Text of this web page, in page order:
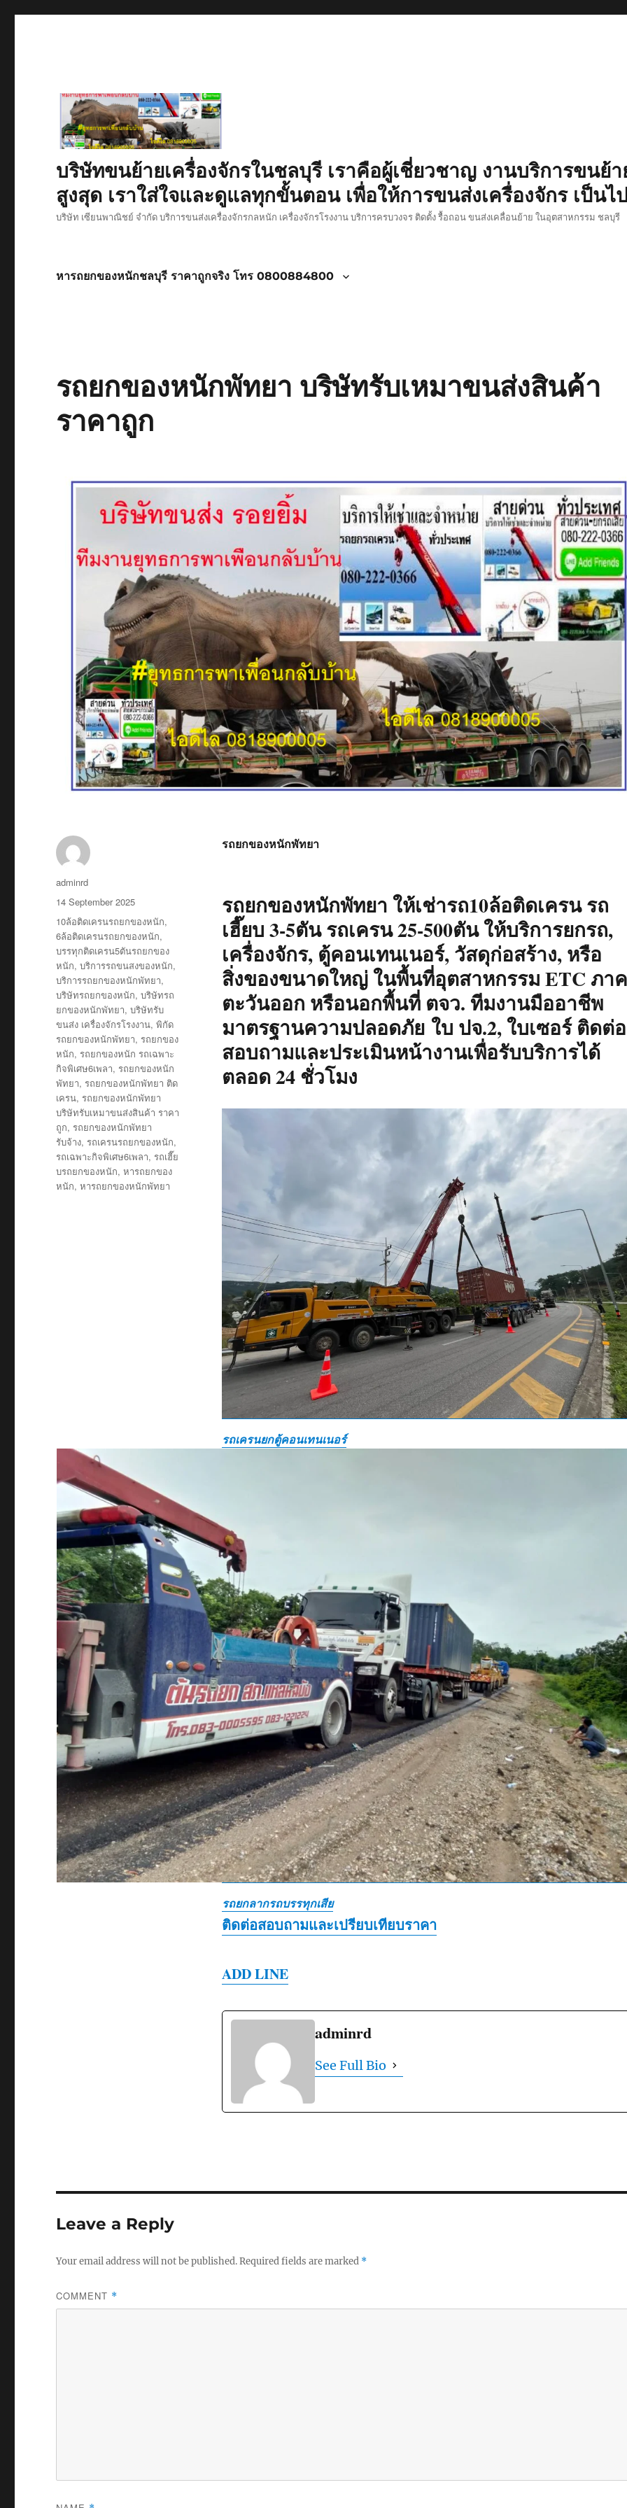
บริษัทขนย้ายเครื่องจักรในชลบุรี เราคือผู้เชี่ยวชาญ งานบริการขนย้
สูงสุด เราใส่ใจและดูแลทุกขั้นตอน เพื่อให้การขนส่งเครื่องจักร เป็นไ
บริษัท เซียนพาณิชย์ จำกัด บริการขนส่งเครื่องจักรกลหนัก เครื่องจักรโรงงาน บริการครบวงจร ติดตั้ง รื้อถอน ขนส่งเคลื่อนย้าย ในอุตสาหกรรม ชลบุรี
หารถยกของหนักชลบุรี ราคาถูกจริง โทร 0800884800
รถยกของหนักพัทยา บริษัทรับเหมาขนส่งสินค้า
ราคาถูก
รถยกของหนักพัทยา
รถยกของหนักพัทยา ให้เช่ารถ10ล้อติดเครน รถ
เฮี๊ยบ 3-5ตัน รถเครน 25-500ตัน ให้บริการยกรถ,
เครื่องจักร, ตู้คอนเทนเนอร์, วัสดุก่อสร้าง, หรือ
สิ่งของขนาดใหญ่ ในพื้นที่อุตสาหกรรม ETC ภาค
ตะวันออก หรือนอกพื้นที่ ตจว. ทีมงานมืออาชีพ
มาตรฐานความปลอดภัย ใบ ปจ.2, ใบเซอร์ ติดต่อ
สอบถามและประเมินหน้างานเพื่อรับบริการได้
ตลอด 24 ชั่วโมง
รถเครนยกตู้คอนเทนเนอร์
รถยกลากรถบรรทุกเสีย
ติดต่อสอบถามและเปรียบเทียบราคา
ADD LINE
adminrd
See Full Bio
Author
adminrd
Posted
on
14 September 2025
Tags
10ล้อติดเครนรถยกของหนัก,
6ล้อติดเครนรถยกของหนัก,
บรรทุกติดเครน5ตันรถยกของ
หนัก,บริการรถขนสงของหนัก,
บริการรถยกของหนักพัทยา,
บริษัทรถยกของหนัก,บริษัทรถ
ยกของหนักพัทยา,บริษัทรับ
ขนส่ง เครื่องจักรโรงงาน,พิกัด
รถยกของหนักพัทยา,รถยกของ
หนัก,รถยกของหนัก รถเฉพาะ
กิจพิเศษ6เพลา,รถยกของหนัก
พัทยา,รถยกของหนักพัทยา ติด
เครน,รถยกของหนักพัทยา
บริษัทรับเหมาขนส่งสินค้า ราคา
ถูก,รถยกของหนักพัทยา
รับจ้าง,รถเครนรถยกของหนัก,
รถเฉพาะกิจพิเศษ6เพลา,รถเฮี๊ย
บรถยกของหนัก,หารถยกของ
หนัก,หารถยกของหนักพัทยา
Leave a Reply
Your email address will not be published.Required fields are marked *
COMMENT *